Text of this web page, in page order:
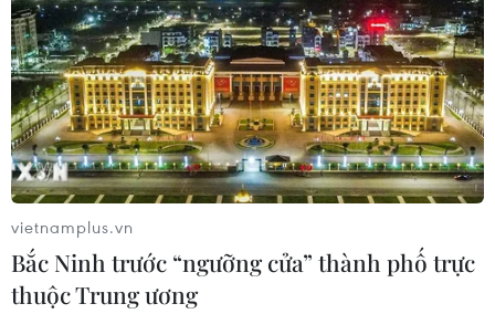
(Vietnam+)
vietnamplus.vn
Bắc Ninh trước “ngưỡng cửa” thành phố trực
thuộc Trung ương